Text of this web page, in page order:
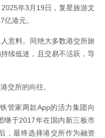
年3月19日，复星旅游文
港元。
意料。同绝大多数港交所旅
续低迷，且交易不活跃，导
交所的向往。
管家两款App的活力集团向
继于2017年在国内新三板市
，最终选择港交所作为融资